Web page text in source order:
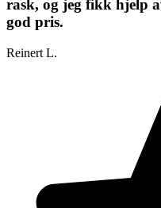
rask, og jeg fikk hjelp
god pris.
Reinert L.